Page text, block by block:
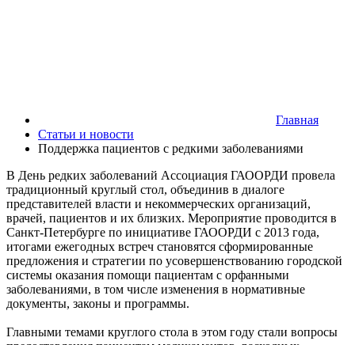
Главная
Статьи и новости
Поддержка пациентов с редкими заболеваниями
В День редких заболеваний Ассоциация ГАООРДИ провела
традиционный круглый стол, объединив в диалоге
представителей власти и некоммерческих организаций,
врачей, пациентов и их близких. Мероприятие проводится в
Санкт-Петербурге по инициативе ГАООРДИ с 2013 года,
итогами ежегодных встреч становятся сформированные
предложения и стратегии по усовершенствованию городской
системы оказания помощи пациентам с орфанными
заболеваниями, в том числе изменения в нормативные
документы, законы и программы.
Главными темами круглого стола в этом году стали вопросы